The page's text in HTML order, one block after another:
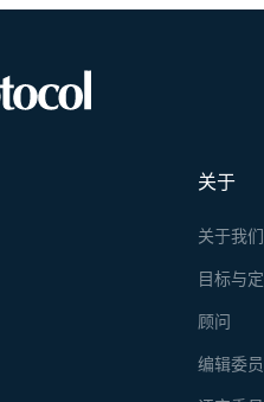
关于
关于我们
目标与
顾问
编辑委